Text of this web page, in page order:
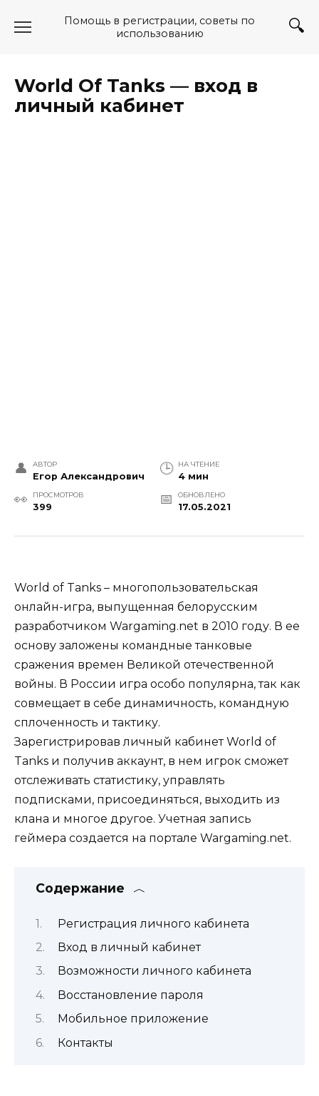
Помощь в регистрации, советы по
использованию
World Of Tanks — вход в
личный кабинет
АВТОР
Егор Александрович
НА ЧТЕНИЕ
4 мин
ПРОСМОТРОВ
399
ОБНОВЛЕНО
17.05.2021
World of Tanks – многопользовательская
онлайн-игра, выпущенная белорусским
разработчиком Wargaming.net в 2010 году. В ее
основу заложены командные танковые
сражения времен Великой отечественной
войны. В России игра особо популярна, так как
совмещает в себе динамичность, командную
сплоченность и тактику.
Зарегистрировав личный кабинет World of
Tanks и получив аккаунт, в нем игрок сможет
отслеживать статистику, управлять
подписками, присоединяться, выходить из
клана и многое другое. Учетная запись
геймера создается на портале Wargaming.net.
Содержание
Регистрация личного кабинета
Вход в личный кабинет
Возможности личного кабинета
Восстановление пароля
Мобильное приложение
Контакты